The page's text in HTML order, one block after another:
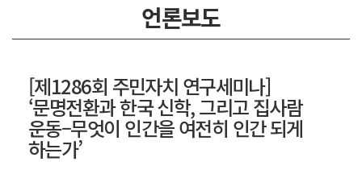
언론보도
[제1286회 주민자치 연구세미나]
‘문명전환과 한국 신학, 그리고 집사람
운동–무엇이 인간을 여전히 인간 되게
하는가’